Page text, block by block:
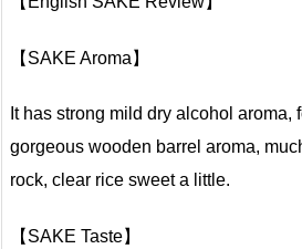
【SAKE Aroma】
It has strong mild dry alcohol aroma,
gorgeous wooden barrel aroma,
rock, clear rice sweet a little.
【SAKE Taste】